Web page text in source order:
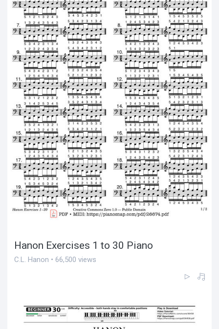
Hanon Exercises 1 to 30 Piano
C.L. Hanon • 66,500 views